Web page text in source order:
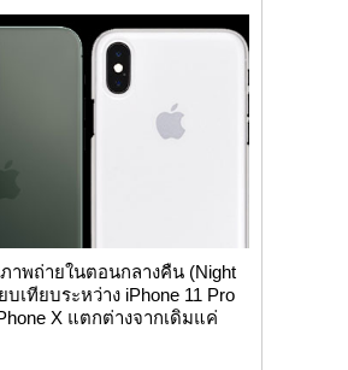
าพถ่ายในตอนกลางคืน (Night
บเทียบระหว่าง iPhone 11 Pro
X แตกต่างจากเดิมแค่